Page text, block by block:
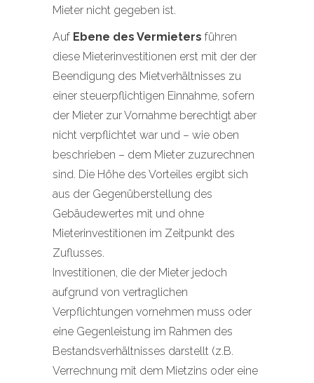
Mieter nicht gegeben ist.
Auf Ebene des Vermieters führen
diese Mieterinvestitionen erst mit der der
Beendigung des Mietverhältnisses zu
einer steuerpflichtigen Einnahme, sofern
der Mieter zur Vornahme berechtigt aber
nicht verpflichtet war und – wie oben
beschrieben – dem Mieter zuzurechnen
sind. Die Höhe des Vorteiles ergibt sich
aus der Gegenüberstellung des
Gebäudewertes mit und ohne
Mieterinvestitionen im Zeitpunkt des
Zuflusses.
Investitionen, die der Mieter jedoch
aufgrund von vertraglichen
Verpflichtungen vornehmen muss oder
eine Gegenleistung im Rahmen des
Bestandsverhältnisses darstellt (z.B.
Verrechnung mit dem Mietzins oder eine